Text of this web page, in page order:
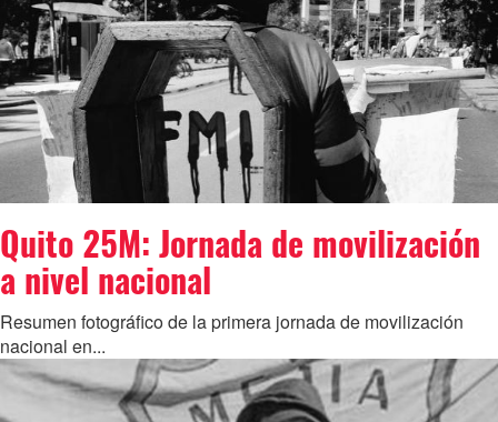
Quito 25M: Jornada de movilización
a nivel nacional
Resumen fotográfico de la primera jornada de movilización
nacional en...